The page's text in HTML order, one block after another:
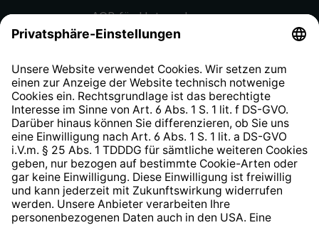
AGB für Unternehmen
Datenschutzhinweis
Widerrufsrecht
Hinweisgeberschutzsystem
Barrierefreiheit